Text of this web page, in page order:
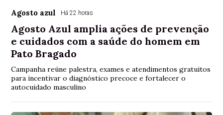
Agosto azul Há 22 horas
Agosto Azul amplia ações de prevenção
e cuidados com a saúde do homem em
Pato Bragado
Campanha reúne palestra, exames e atendimentos gratuitos
para incentivar o diagnóstico precoce e fortalecer o
autocuidado masculino